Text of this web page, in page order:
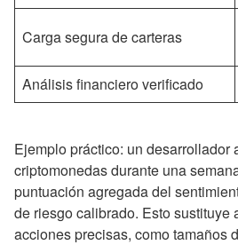
Carga segura de carteras
Análisis financiero verificado
Ejemplo práctico: un
criptomonedas durante una
puntuación agregada del
de riesgo calibrado. Esto
acciones precisas, como tamaños